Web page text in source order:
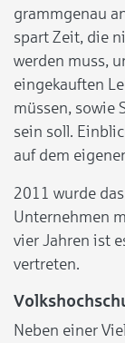
grammgenau
spart Zeit, die
werden muss,
eingekauften
müssen, sowie
sein soll.
auf dem
2011 wurde
Unternehmen
vier Jahren ist
vertreten.
Neben einer